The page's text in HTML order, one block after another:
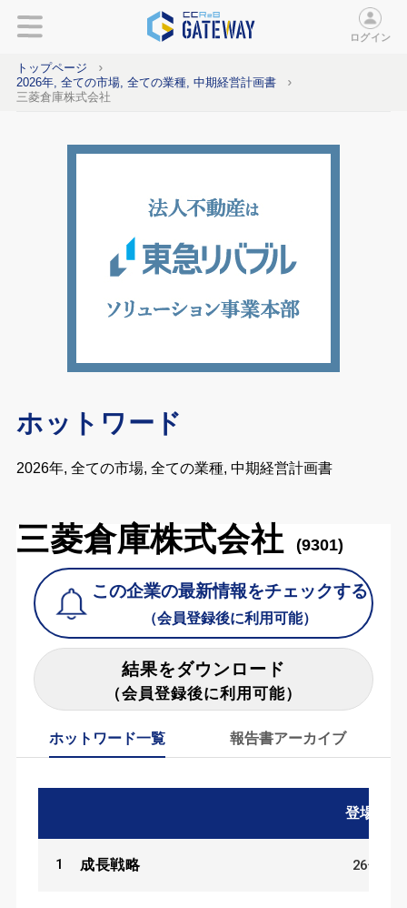
ログイン
トップページ
2026年, 全ての市場, 全ての業種, 中期経営計画書
三菱倉庫株式会社
ホットワード
2026年, 全ての市場, 全ての業種, 中期経営計画書
三菱倉庫株式会社 (9301)
この企業の最新情報をチェックする
（会員登録後に利用可能）
結果をダウンロード
（会員登録後に利用可能）
ホットワード一覧 報告書アーカイブ
登場数
1 成長戦略 26件